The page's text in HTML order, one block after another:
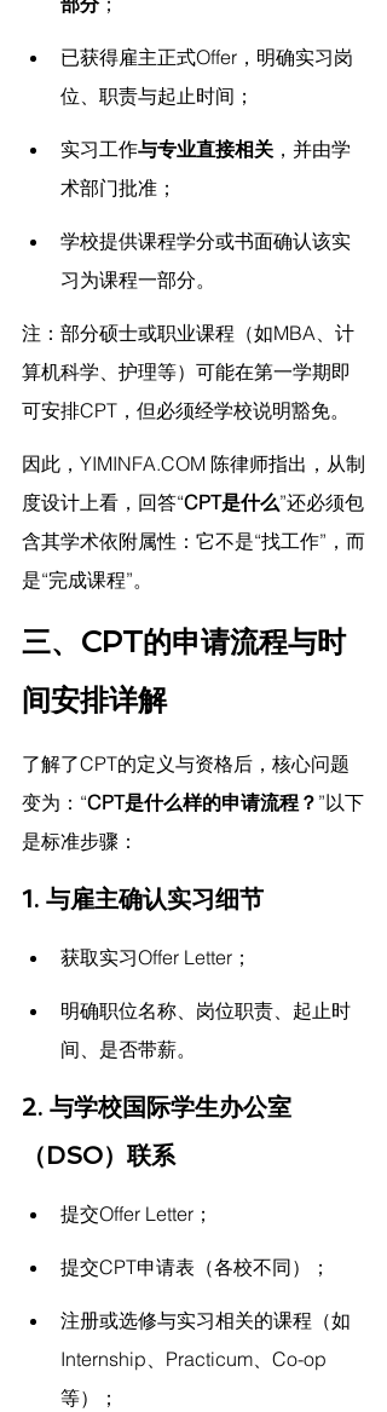
已获得雇主正式Offer，明确实习岗
位、职责与起止时间；
实习工作与专业直接相关 ，并由学
术部门批准；
学校提供课程学分或书面确认该实
习为课程一部分。
注：部分硕士或职业课程（如MBA、计
算机科学、护理等）可能在第一学期即
可安排CPT，但必须经学校说明豁免。
因此， YIMINFA.COM 陈律师指出， 从制
度设计上看，回答“CPT是什么”还必须包
含其学术依附属性：它不是“找工作”，而
是“完成课程”。
三、CPT的申请流程与时
间安排详解
了解了CPT的定义与资格后，核心问题
变为：“CPT是什么样的申请流程？ ”以下
是标准步骤：
1. 与雇主确认实习细节
获取实习Offer Letter；
明确职位名称、岗位职责、起止时
间、是否带薪。
2. 与学校国际学生办公室
（DSO）联系
提交Offer Letter；
提交CPT申请表（各校不同）；
注册或选修与实习相关的课程（如
Internship、Practicum、Co-op
等）；